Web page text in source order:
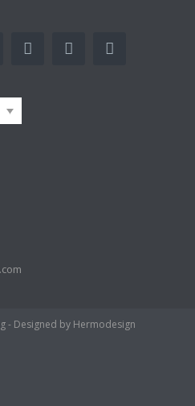
- Designed by Hermodesign